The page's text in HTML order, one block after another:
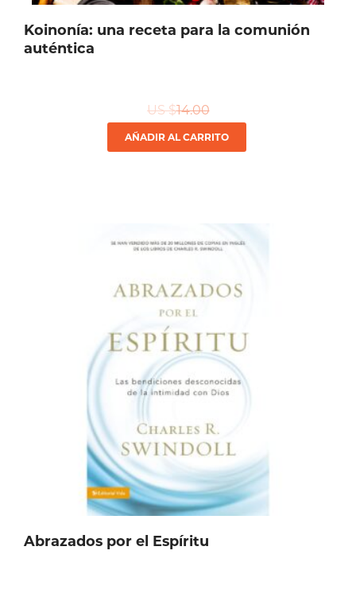
Koinonía: una receta para la comunión
auténtica
US $14.00
AÑADIR AL CARRITO
Abrazados por el Espíritu